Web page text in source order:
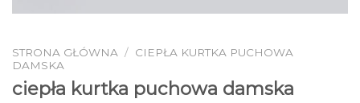
STRONA GŁÓWNA / CIEPŁA KURTKA PUCHOWA
DAMSKA
ciepła kurtka puchowa damska